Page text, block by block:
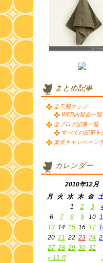
まとめ記事
全工程マップ
WEB内覧会一覧
全ブログ記事一覧
すべての記事を
楽天キャンペーン
カレンダー
2010年12月
月
火 水 木 金
« 11月
1 2 3
6
7 8 9 10
13 14 15 16 17
20 21 22 23 24
27 28 29 30 31